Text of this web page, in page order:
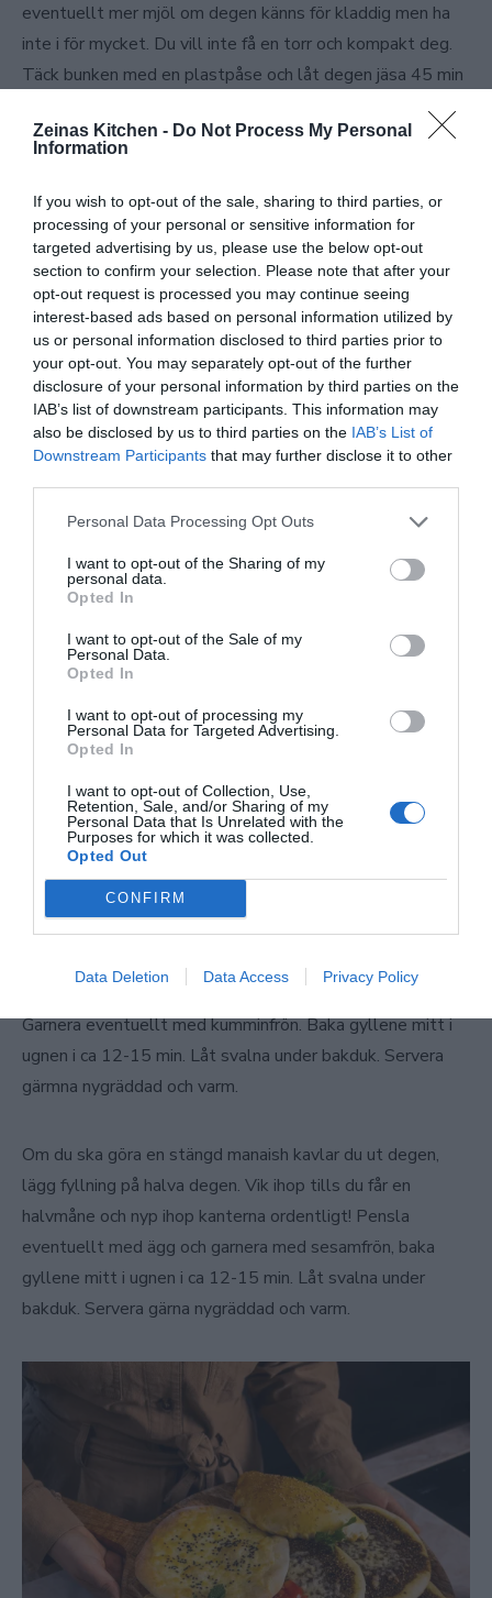
Zeinas Kitchen - Do Not Process My Personal
Information
If you wish to opt-out of the sale, sharing to third parties, or
processing of your personal or sensitive information for
targeted advertising by us, please use the below opt-out
section to confirm your selection. Please note that after your
opt-out request is processed you may continue seeing
interest-based ads based on personal information utilized by
us or personal information disclosed to third parties prior to
your opt-out. You may separately opt-out of the further
disclosure of your personal information by third parties on the
IAB’s list of downstream participants. This information may
also be disclosed by us to third parties on the IAB’s List of
Downstream Participants that may further disclose it to other
Personal Data Processing Opt Outs
I want to opt-out of the Sharing of my
personal data.
Opted In
I want to opt-out of the Sale of my
Personal Data.
Opted In
I want to opt-out of processing my
Personal Data for Targeted Advertising.
Opted In
I want to opt-out of Collection, Use,
Retention, Sale, and/or Sharing of my
Personal Data that Is Unrelated with the
Purposes for which it was collected.
Opted Out
CONFIRM
Data Deletion Data Access Privacy Policy
eventuellt mer mjöl om degen känns för kladdig men ha
inte i för mycket. Du vill inte få en torr och kompakt deg.
Täck bunken med en plastpåse och låt degen jäsa 45 min
fyllningarna: Späd ut Zaatar med olja i en skål tills den får
en lagom rinnig konsistens, den ska påminna om pesto i
konsistensen. Lägg åt sidan. Blanda ihop riven och fetost.
Häll ut degen på mjölat bakbord och dela den i ca t16
bitar. Forma degbitarna till bollar och täck ordentligt med
en bakduk. Låt degbollarna vila i ca 15 min.
Värm ugnen till 225°, över och undervärme. Förbered
plåtar med bakplåtspapper. Manish med zaatar: Kavla ut
en degboll till en rund deg, inte allt för tunt. Kavlar du
degen alldeles för tunn får du en hård manaish, oljan i
fyllningen gör manaishen extra krispig. Lägg den runda
lätt med fingrarna, tills du får små gropar över hela degen.
Dessa små gropar gör så att fyllningen inte rinner ut i
plåten. Blanda fyllningen med en sked och bred sedan ut
jämnt över hela degen. Fyll plåten med så många manish
gyllene mitt i ugnen i ca 12 min. Ta ut från ugnen, vik ihop
till en halvmåne eller behåll öppen. Täck med bakduk och
servera gärna varm.
Manaish med ost: Kavla ut degbollen till en rund deg.
Lägg på en plåt med bakplåtspapper. Lägg ostfyllningen
Garnera eventuellt med kumminfrön. Baka gyllene mitt i
ugnen i ca 12-15 min. Låt svalna under bakduk. Servera
gärmna nygräddad och varm.
Om du ska göra en stängd manaish kavlar du ut degen,
lägg fyllning på halva degen. Vik ihop tills du får en
halvmåne och nyp ihop kanterna ordentligt! Pensla
eventuellt med ägg och garnera med sesamfrön, baka
gyllene mitt i ugnen i ca 12-15 min. Låt svalna under
bakduk. Servera gärna nygräddad och varm.